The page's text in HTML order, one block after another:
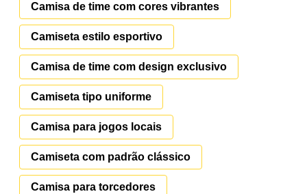
Camisa de time com cores vibrantes
Camiseta estilo esportivo
Camisa de time com design exclusivo
Camiseta tipo uniforme
Camisa para jogos locais
Camiseta com padrão clássico
Camisa para torcedores